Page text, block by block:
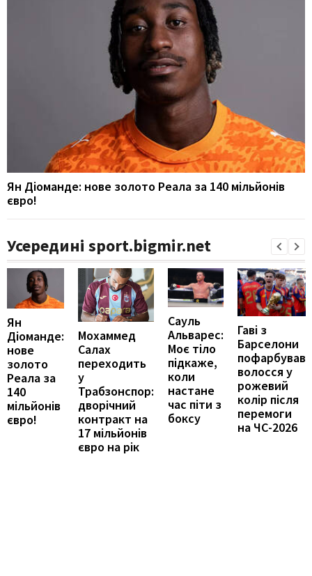
Ян Діоманде: нове золото Реала за 140 мільйонів
євро!
Усередині sport.bigmir.net
Ян
Діоманде:
нове
золото
Реала за
140
мільйонів
євро!
Мохаммед
Салах
переходить
у
Трабзонспор:
дворічний
контракт на
17 мільйонів
євро на рік
Сауль
Альварес:
Моє тіло
підкаже,
коли
настане
час піти з
боксу
Гаві з
Барселони
пофарбував
волосся у
рожевий
колір після
перемоги
на ЧС-2026